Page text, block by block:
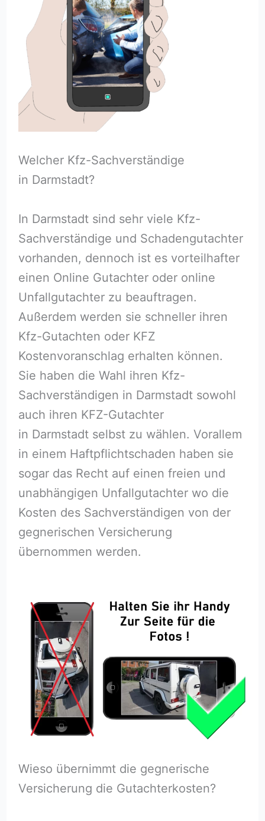
Welcher Kfz-Sachverständige
in Darmstadt?
In Darmstadt sind sehr viele Kfz-
Sachverständige und Schadengutachter
vorhanden, dennoch ist es vorteilhafter
einen Online Gutachter oder online
Unfallgutachter zu beauftragen.
Außerdem werden sie schneller ihren
Kfz-Gutachten oder KFZ
Kostenvoranschlag erhalten können.
Sie haben die Wahl ihren Kfz-
Sachverständigen in Darmstadt sowohl
auch ihren KFZ-Gutachter
in Darmstadt selbst zu wählen. Vorallem
in einem Haftpflichtschaden haben sie
sogar das Recht auf einen freien und
unabhängigen Unfallgutachter wo die
Kosten des Sachverständigen von der
gegnerischen Versicherung
übernommen werden.
Wieso übernimmt die gegnerische
Versicherung die Gutachterkosten?